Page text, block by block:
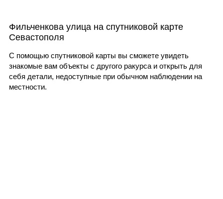
Фильченкова улица на спутниковой карте
Севастополя
С помощью спутниковой карты вы сможете увидеть
знакомые вам объекты с другого ракурса и открыть для
себя детали, недоступные при обычном наблюдении на
местности.